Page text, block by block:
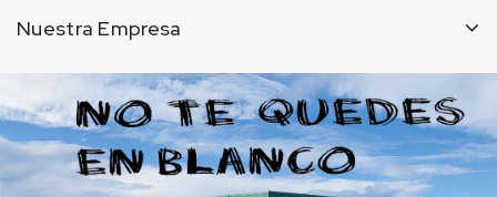
Nuestra Empresa